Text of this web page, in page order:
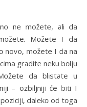
ne možete, ali da
Možete I da
novo, možete I da na
gradite neku bolju
da blistate u
– ozbiljniji će biti I
daleko od toga